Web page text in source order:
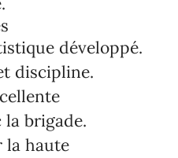
développé.
discipline.
brigade.
la haute